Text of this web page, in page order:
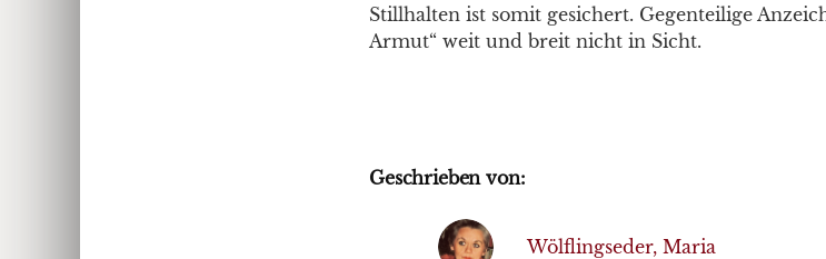
Stillhalten ist somit gesichert. Gegenteilige
Armut“ weit und breit nicht in Sicht.
Geschrieben von:
Wölflingseder, Maria